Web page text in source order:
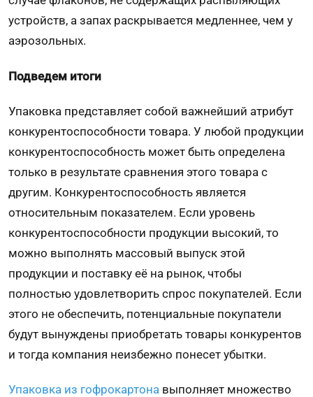
устройств, а запах раскрывается медленнее, чем у
аэрозольных.
Подведем итоги
Упаковка представляет собой важнейший атрибут
конкурентоспособности товара. У любой продукции
конкурентоспособность может быть определена
только в результате сравнения этого товара с
другим. Конкурентоспособность является
относительным показателем. Если уровень
конкурентоспособности продукции высокий, то
можно выполнять массовый выпуск этой
продукции и поставку её на рынок, чтобы
полностью удовлетворить спрос покупателей. Если
этого не обеспечить, потенциальные покупатели
будут вынуждены приобретать товары конкурентов
и тогда компания неизбежно понесет убытки.
Упаковка из гофрокартона выполняет множество